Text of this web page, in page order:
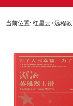
当前位置: 红星云>远程